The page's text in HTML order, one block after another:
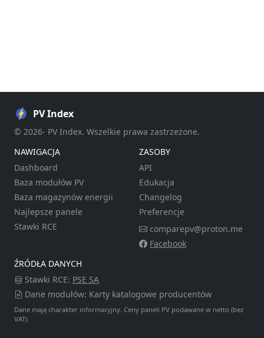
PV Index
© 2026- PV Index. Wszelkie prawa zastrzeżone.
NAWIGACJA
Dashboard
Baza modułów PV
Baza magazynów energii
Najlepsze panele
Stawki RCE
ZASOBY
API
Edukacja
Changelog
Preferencje
comparepv@proton.me
Facebook
ŹRÓDŁA DANYCH
Stawki RCE: PSE SA
Dane modułów: Karty katalogowe producentów
Dane mają charakter informacyjny. Ceny paneli PV podawane w netto (bez
VAT).